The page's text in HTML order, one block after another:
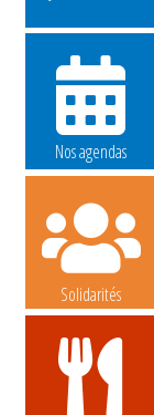
Nos agendas
Solidarités